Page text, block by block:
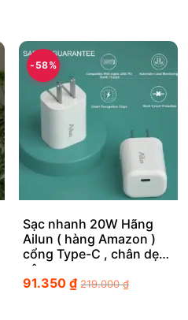
-58%
Sạc nhanh 20W Hãng
Ailun ( hàng Amazon )
cổng Type-C , chân dẹt
gập
91.350₫ 219.000₫